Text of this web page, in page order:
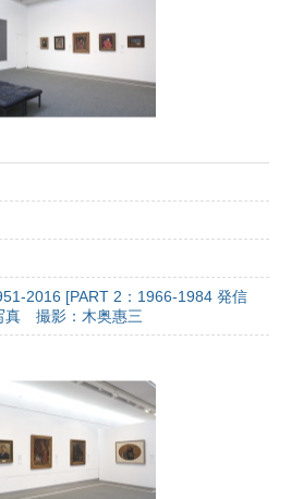
2016 [PART 2：1966-1984 発信
真 撮影：木奥惠三